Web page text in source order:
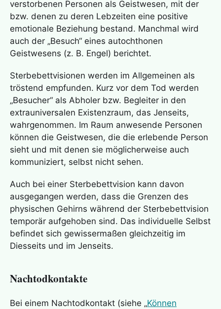
verstorbenen Personen als Geistwesen, mit der
bzw. denen zu deren Lebzeiten eine positive
emotionale Beziehung bestand. Manchmal wird
auch der „Besuch“ eines autochthonen
Geistwesens (z. B. Engel) berichtet.
Sterbebettvisionen werden im Allgemeinen als
tröstend empfunden. Kurz vor dem Tod werden
„Besucher“ als Abholer bzw. Begleiter in den
extrauniversalen Existenzraum, das Jenseits,
wahrgenommen. Im Raum anwesende Personen
können die Geistwesen, die die erlebende Person
sieht und mit denen sie möglicherweise auch
kommuniziert, selbst nicht sehen.
Auch bei einer Sterbebettvision kann davon
ausgegangen werden, dass die Grenzen des
physischen Gehirns während der Sterbebettvision
temporär aufgehoben sind. Das individuelle Selbst
befindet sich gewissermaßen gleichzeitig im
Diesseits und im Jenseits.
Nachtodkontakte
Bei einem Nachtodkontakt (siehe „Können